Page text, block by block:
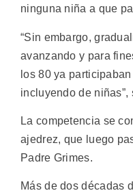
ninguna niña a que
“Sin embargo,
avanzando y para
los 80 ya
incluyendo de niñas”,
La competencia se
ajedrez, que luego
Padre Grimes.
Más de dos décadas